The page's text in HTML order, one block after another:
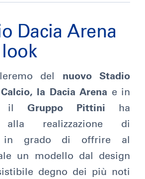
Dacia Arena
del nuovo Stadio
la Dacia Arena e in
il Gruppo Pittini
ha
alla realizzazione di
in grado di offrire al
un modello dal design
degno dei più noti